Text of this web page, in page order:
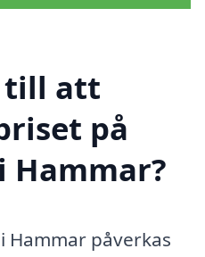
till att
på
Hammar påverkas